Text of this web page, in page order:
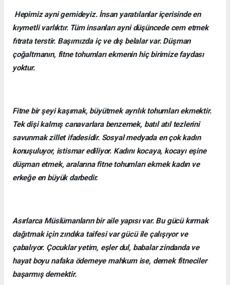
Hepimiz ayni gemideyiz. İnsan yaratılanlar içerisinde en
kıymetli varlıktır. Tüm insanları ayni düşüncede cem etmek
fıtrata terstir. Başımızda iç ve dış belalar var. Düşman
çoğaltmanın, fitne tohumları ekmenin hiç birimize faydası
yoktur.
Fitne bir şeyi kaşımak, büyütmek ayrılık tohumları ekmektir.
Tek dişi kalmış canavarlara benzemek, batıl atıl tezlerini
savunmak zillet ifadesidir. Sosyal medyada en çok kadın
konuşuluyor, istismar ediliyor. Kadını kocaya, kocayı eşine
düşman etmek, aralarına fitne tohumları ekmek kadın ve
erkeğe en büyük darbedir.
Asırlarca Müslümanların bir aile yapısı var. Bu gücü kırmak
dağıtmak için zındıka taifesi var gücü ile çalışıyor ve
çabalıyor. Çocuklar yetim, eşler dul, babalar zindanda ve
hayat boyu nafaka ödemeye mahkum ise, demek fitneciler
başarmış demektir.